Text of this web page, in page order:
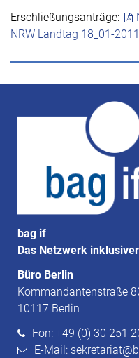
Erschließungsanträge:
NRW Landtag 18_01-2011
bag if
Das Netzwerk
Büro Berlin
Kommandantenstraße
10117 Berlin
Fon: +49 (0) 30 251
E-Mail: